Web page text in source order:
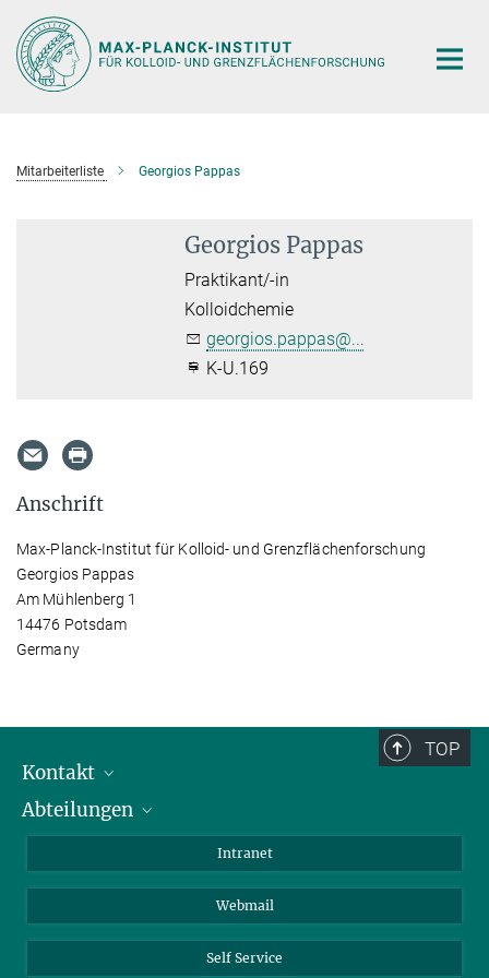
Hauptinhalt
Mitarbeiterliste Georgios Pappas
Georgios Pappas
Praktikant/-in
Kolloidchemie
georgios.pappas@...
K-U.169
Anschrift
Max-Planck-Institut für Kolloid- und Grenzflächenforschung
Georgios Pappas
Am Mühlenberg 1
14476 Potsdam
Germany
TOP
Kontakt
Mitarbeiterverzeichnis
Abteilungen
Kolloidchemie
Nachhaltige und Bio-inspirierte Materialien
Intranet
Webmail
Self Service